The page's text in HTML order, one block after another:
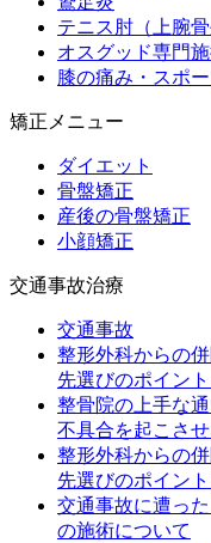
テニス肘（上腕骨
オスグッド専門
膝の痛み・スポ
矯正メニュー
ダイエット
骨盤矯正
産後の骨盤矯正
小顔矯正
交通事故治療
交通事故
整形外科からの
先選びのポイント
整骨院の上手な
不具合を起こさ
整形外科からの
先選びのポイント
交通事故に遭っ
の施術について